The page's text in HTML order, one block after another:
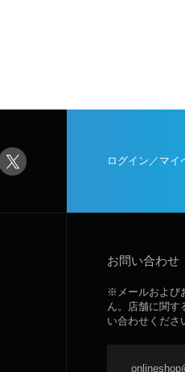
ログイン／マイ
お問い合わせ
※メールおよび
ん。店舗に関す
い合わせくださ